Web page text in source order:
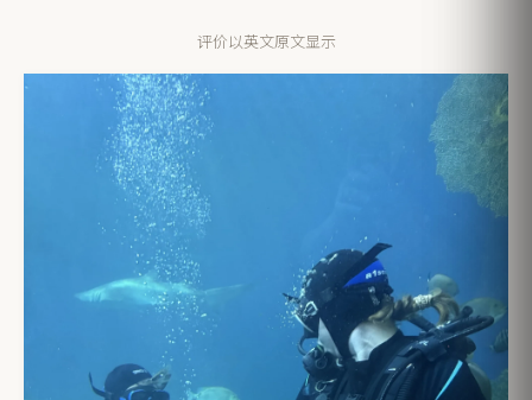
评价以英文原文显示